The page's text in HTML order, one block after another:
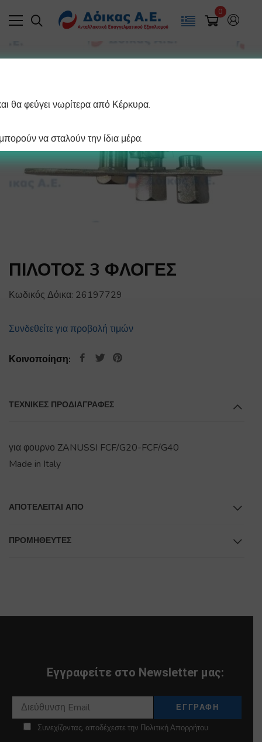
0
ΠΙΛΟΤΟΣ 3 ΦΛΟΓΕΣ
Κωδικός Δόικα: 26197729
Συνδεθείτε για προβολή τιμών
Κοινοποίηση:
ΤΕΧΝΙΚΕΣ ΠΡΟΔΙΑΓΡΑΦΕΣ
για φουρνο ZANUSSI FCF/G20-FCF/G40
Made in Italy
ΑΠΟΤΕΛΕΊΤΑΙ ΑΠΌ
ΠΡΟΜΗΘΕΥΤΕΣ
Εγγραφείτε στο Newsletter μας:
Συνεχίζοντας, αποδέχεστε την Πολιτική Απορρήτου
θα φεύγει νωρίτερα από Κέρκυρα.
να σταλούν την ίδια μέρα.